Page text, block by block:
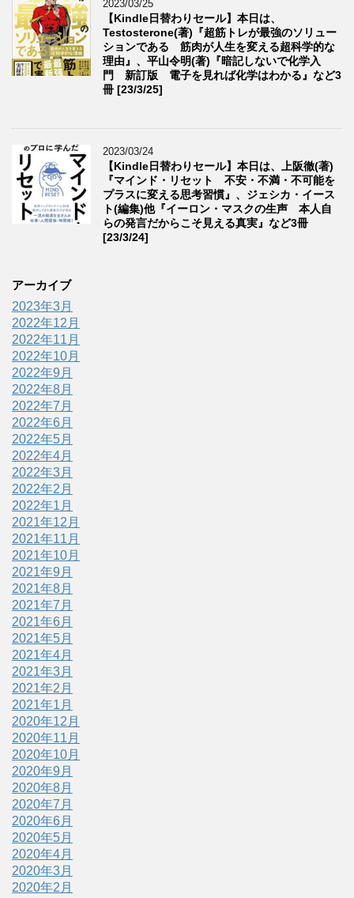
2023/03/25
【Kindle日替わりセール】本日は、
Testosterone(著)『超筋トレが最強のソリュー
ションである 筋肉が人生を変える超科学的な
理由』、平山令明(著)『暗記しないで化学入
門 新訂版 電子を見れば化学はわかる』など3
冊 [23/3/25]
2023/03/24
【Kindle日替わりセール】本日は、上阪徹(著)
『マインド・リセット 不安・不満・不可能を
プラスに変える思考習慣』、ジェシカ・イース
ト(編集)他『イーロン・マスクの生声 本人自
らの発言だからこそ見える真実』など3冊
[23/3/24]
アーカイブ
2023年3月
2022年12月
2022年11月
2022年10月
2022年9月
2022年8月
2022年7月
2022年6月
2022年5月
2022年4月
2022年3月
2022年2月
2022年1月
2021年12月
2021年11月
2021年10月
2021年9月
2021年8月
2021年7月
2021年6月
2021年5月
2021年4月
2021年3月
2021年2月
2021年1月
2020年12月
2020年11月
2020年10月
2020年9月
2020年8月
2020年7月
2020年6月
2020年5月
2020年4月
2020年3月
2020年2月